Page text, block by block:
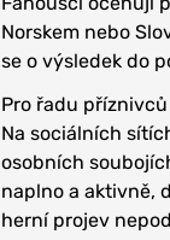
Norskem nebo
se o výsledek do
Pro řadu
Na sociálních
osobních
naplno a aktivně,
herní projev